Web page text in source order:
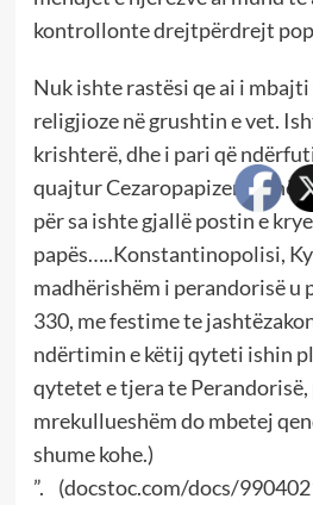
kontrollonte drejtpërdrejt
Nuk ishte rastësi qe ai i
religjioze në grushtin e vet.
krishterë, dhe i pari që
quajtur Cezaropapizem; e në
për sa ishte gjallë postin e
papës…..Konstantinopolisi,
madhërishëm i perandorisë u
330, me festime te
ndërtimin e këtij qyteti ishin
qytetet e tjera te
mrekullueshëm do mbetej
shume kohe.)
”. (docstoc.com/docs/